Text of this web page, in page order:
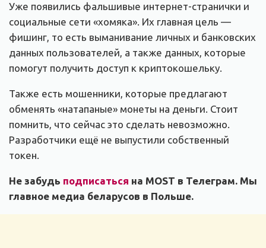
Уже появились фальшивые интернет-странички и
социальные сети «хомяка». Их главная цель —
фишинг, то есть выманивание личных и банковских
данных пользователей, а также данных, которые
помогут получить доступ к криптокошельку.
Также есть мошенники, которые предлагают
обменять «натапаные» монеты на деньги. Стоит
помнить, что сейчас это сделать невозможно.
Разработчики ещё не выпустили собственный
токен.
Не забудь подписаться на MOST в Телеграм. Мы
главное медиа беларусов в Польше.